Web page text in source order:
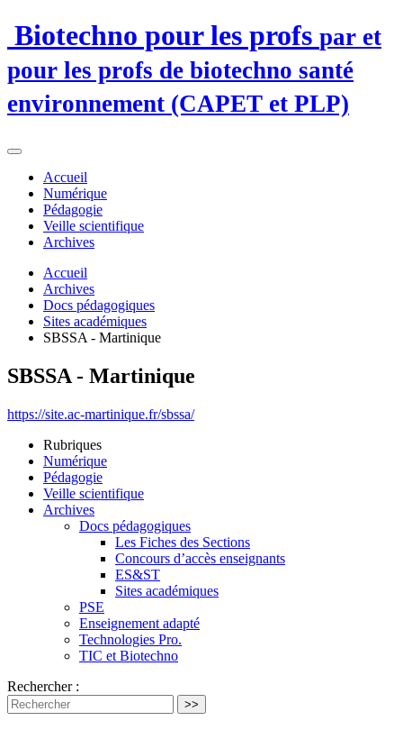
Biotechno pour les profs par et
pour les profs de biotechno santé
environnement (CAPET et PLP)
Accueil
Numérique
Pédagogie
Veille scientifique
Archives
Accueil
Archives
Docs pédagogiques
Sites académiques
SBSSA - Martinique
SBSSA - Martinique
https://site.ac-martinique.fr/sbssa/
Rubriques
Numérique
Pédagogie
Veille scientifique
Archives
Docs pédagogiques
Les Fiches des Sections
Concours d’accès enseignants
ES&ST
Sites académiques
PSE
Enseignement adapté
Technologies Pro.
TIC et Biotechno
Rechercher :
>>